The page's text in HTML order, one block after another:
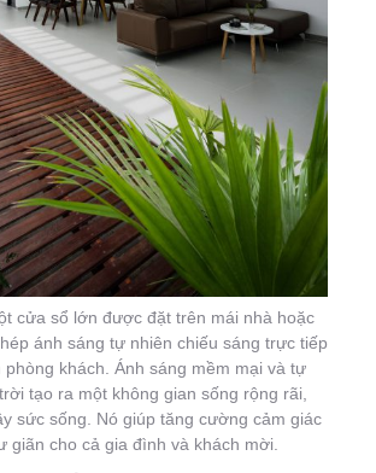
cửa sổ lớn được đặt trên mái nhà hoặc
ánh sáng tự nhiên chiếu sáng trực tiếp
phòng khách. Ánh sáng mềm mại và tự
tạo ra một không gian sống rộng rãi,
sức sống. Nó giúp tăng cường cảm giác
giãn cho cả gia đình và khách mời.